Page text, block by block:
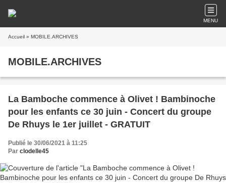
MENU
Accueil » MOBILE.ARCHIVES
MOBILE.ARCHIVES
La Bamboche commence à Olivet ! Bambinoche
pour les enfants ce 30 juin - Concert du groupe
De Rhuys le 1er juillet - GRATUIT
Publié le 30/06/2021 à 11:25
Par clodelle45